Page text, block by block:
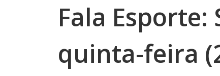
Fala Esporte:
quinta-feira